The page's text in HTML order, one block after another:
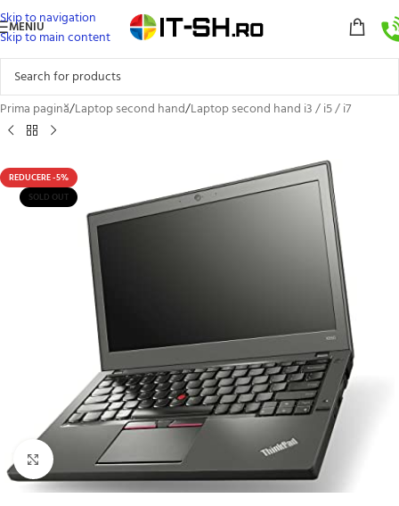
Skip to navigation
Skip to main content
MENIU
Prima pagină/Laptop second hand/Laptop second hand i3 / i5 / i7
REDUCERE -5%
SOLD OUT
Click to enlarge